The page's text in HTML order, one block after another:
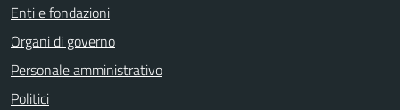
Enti e fondazioni
Organi di governo
Personale amministrativo
Politici